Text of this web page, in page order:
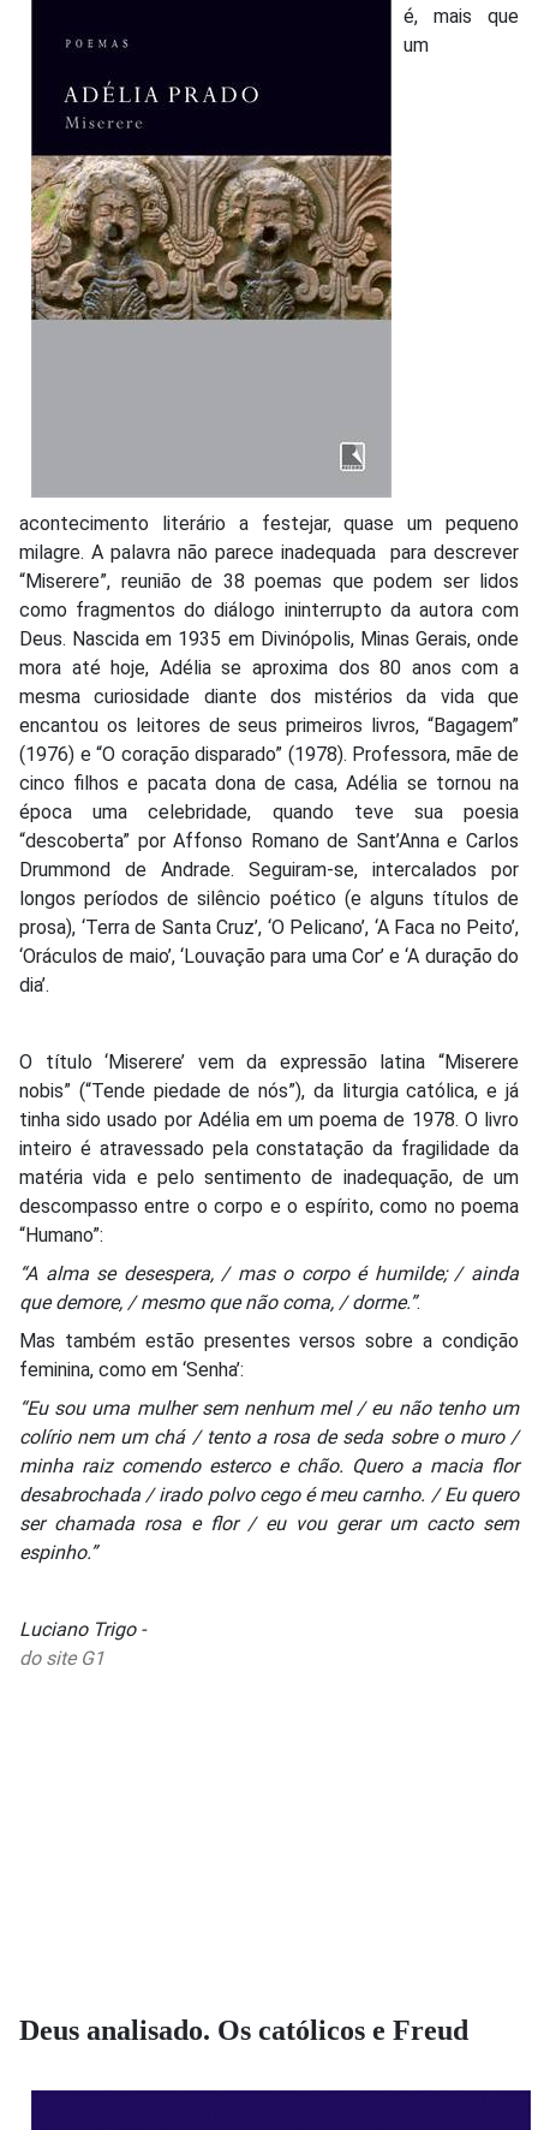
é, mais que
um
acontecimento literário a festejar, quase um pequeno
milagre. A palavra não parece inadequada para descrever
“Miserere”, reunião de 38 poemas que podem ser lidos
como fragmentos do diálogo ininterrupto da autora com
Deus. Nascida em 1935 em Divinópolis, Minas Gerais, onde
mora até hoje, Adélia se aproxima dos 80 anos com a
mesma curiosidade diante dos mistérios da vida que
encantou os leitores de seus primeiros livros, “Bagagem”
(1976) e “O coração disparado” (1978). Professora, mãe de
cinco filhos e pacata dona de casa, Adélia se tornou na
época uma celebridade, quando teve sua poesia
“descoberta” por Affonso Romano de Sant’Anna e Carlos
Drummond de Andrade. Seguiram-se, intercalados por
longos períodos de silêncio poético (e alguns títulos de
prosa), ‘Terra de Santa Cruz’, ‘O Pelicano’, ‘A Faca no Peito’,
‘Oráculos de maio’, ‘Louvação para uma Cor’ e ‘A duração do
dia’.
O título ‘Miserere’ vem da expressão latina “Miserere
nobis” (“Tende piedade de nós”), da liturgia católica, e já
tinha sido usado por Adélia em um poema de 1978. O livro
inteiro é atravessado pela constatação da fragilidade da
matéria vida e pelo sentimento de inadequação, de um
descompasso entre o corpo e o espírito, como no poema
“Humano”:
“A alma se desespera, / mas o corpo é humilde; / ainda
que demore, / mesmo que não coma, / dorme.”.
Mas também estão presentes versos sobre a condição
feminina, como em ‘Senha’:
“Eu sou uma mulher sem nenhum mel / eu não tenho um
colírio nem um chá / tento a rosa de seda sobre o muro /
minha raiz comendo esterco e chão. Quero a macia flor
desabrochada / irado polvo cego é meu carnho. / Eu quero
ser chamada rosa e flor / eu vou gerar um cacto sem
espinho.”
Luciano Trigo -
do site G1
Deus analisado. Os católicos e Freud